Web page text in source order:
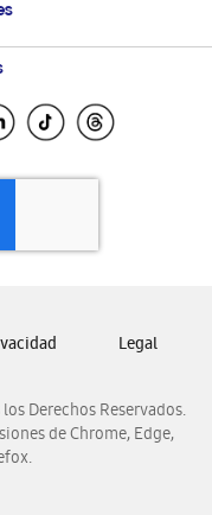
Derechos Reservados.
de Chrome, Edge,
Legal